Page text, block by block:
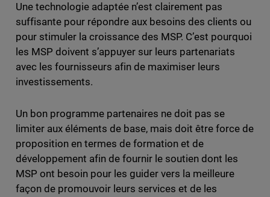
Une technologie adaptée n’est clairement pas
suffisante pour répondre aux besoins des clients ou
pour stimuler la croissance des MSP. C’est pourquoi
les MSP doivent s’appuyer sur leurs partenariats
avec les fournisseurs afin de maximiser leurs
investissements.
Un bon programme partenaires ne doit pas se
limiter aux éléments de base, mais doit être force de
proposition en termes de formation et de
développement afin de fournir le soutien dont les
MSP ont besoin pour les guider vers la meilleure
façon de promouvoir leurs services et de les